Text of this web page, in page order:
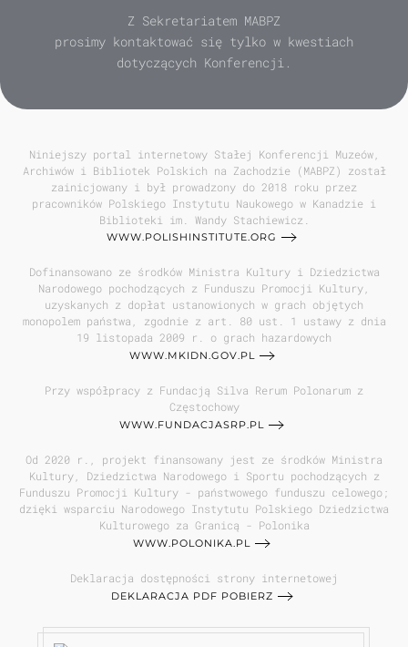
Z Sekretariatem MABPZ
prosimy kontaktować się tylko w kwestiach
dotyczących Konferencji.
Niniejszy portal internetowy Stałej Konferencji Muzeów,
Archiwów i Bibliotek Polskich na Zachodzie (MABPZ) został
zainicjowany i był prowadzony do 2018 roku przez
pracowników Polskiego Instytutu Naukowego w Kanadzie i
Biblioteki im. Wandy Stachiewicz.
WWW.POLISHINSTITUTE.ORG
Dofinansowano ze środków Ministra Kultury i Dziedzictwa
Narodowego pochodzących z Funduszu Promocji Kultury,
uzyskanych z dopłat ustanowionych w grach objętych
monopolem państwa, zgodnie z art. 80 ust. 1 ustawy z dnia
19 listopada 2009 r. o grach hazardowych
WWW.MKIDN.GOV.PL
Przy współpracy z Fundacją Silva Rerum Polonarum z
Częstochowy
WWW.FUNDACJASRP.PL
Od 2020 r., projekt finansowany jest ze środków Ministra
Kultury, Dziedzictwa Narodowego i Sportu pochodzących z
Funduszu Promocji Kultury - państwowego funduszu celowego;
dzięki wsparciu Narodowego Instytutu Polskiego Dziedzictwa
Kulturowego za Granicą - Polonika
WWW.POLONIKA.PL
Deklaracja dostępności strony internetowej
DEKLARACJA PDF POBIERZ